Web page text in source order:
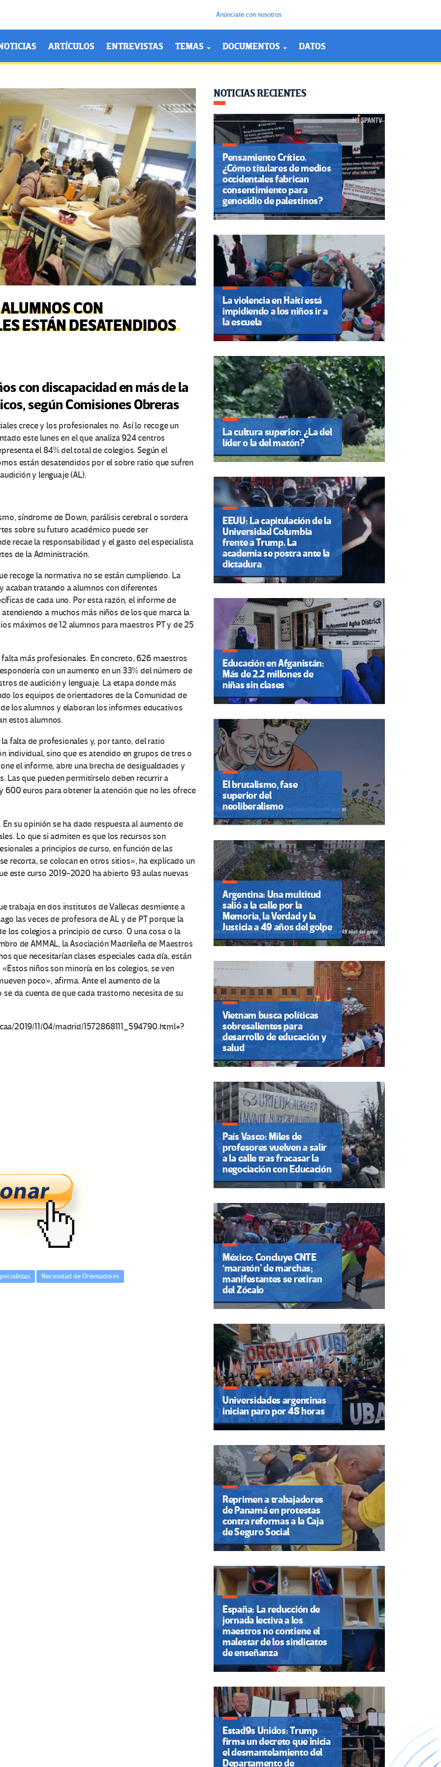
Anúnciate con nosotros
ARTÍCULOS ENTREVISTAS TEMAS DOCUMENTOS DATOS
CON
ESTÁN DESATENDIDOS
con discapacidad en más de la
según Comisiones Obreras
crece y los profesionales no. Así lo recoge un
este lunes en el que analiza 924 centros
el 84% del total de colegios. Según el
están desatendidos por el sobre ratio que sufren
y lenguaje (AL).
síndrome de Down, parálisis cerebral o sordera
sobre su futuro académico puede ser
recae la responsabilidad y el gasto del especialista
de la Administración.
recoge la normativa no se están cumpliendo. La
acaban tratando a alumnos con diferentes
de cada uno. Por esta razón, el informe de
a muchos más niños de los que marca la
máximos de 12 alumnos para maestros PT y de 25
más profesionales. En concreto, 626 maestros
con un aumento en un 33% del número de
de audición y lenguaje. La etapa donde más
los equipos de orientadores de la Comunidad de
los alumnos y elaboran los informes educativos
estos alumnos.
la falta de profesionales y, por tanto, del ratio
individual, sino que es atendido en grupos de tres o
el informe, abre una brecha de desigualdades y
Las que pueden permitírselo deben recurrir a
euros para obtener la atención que no les ofrece
su opinión se ha dado respuesta al aumento de
Lo que si admiten es que los recursos son
a principios de curso, en función de las
recorta, se colocan en otros sitios», ha explicado un
este curso 2019-2020 ha abierto 93 aulas nuevas
trabaja en dos institutos de Vallecas desmiente a
las veces de profesora de AL y de PT porque la
los colegios a principio de curso. O una cosa o la
de AMMAL, la Asociación Madrileña de Maestros
que necesitarían clases especiales cada día, están
niños son minoría en los colegios, se ven
poco», afirma. Ante el aumento de la
da cuenta de que cada trastorno necesita de su
2019/11/04/madrid/1572868111_594790.html#?
Necesidad de Orientadores
NOTICIAS RECIENTES
Pensamiento Crítico.
¿Cómo titulares de medios
occidentales fabrican
consentimiento para
genocidio de palestinos?
La violencia en Haití está
impidiendo a los niños ir a
la escuela
La cultura superior: ¿La del
líder o la del matón?
EEUU: La capitulación de la
Universidad Columbia
frente a Trump. La
academia se postra ante la
dictadura
Educación en Afganistán:
Más de 2.2 millones de
niñas sin clases
El brutalismo, fase
superior del
neoliberalismo
Argentina: Una multitud
salió a la calle por la
Memoria, la Verdad y la
Justicia a 49 años del golpe
Vietnam busca políticas
sobresalientes para
desarrollo de educación y
salud
País Vasco: Miles de
profesores vuelven a salir
a la calle tras fracasar la
negociación con Educación
México: Concluye CNTE
‘maratón’ de marchas;
manifestantes se retiran
del Zócalo
Universidades argentinas
inician paro por 48 horas
Reprimen a trabajadores
de Panamá en protestas
contra reformas a la Caja
de Seguro Social
España: La reducción de
jornada lectiva a los
maestros no contiene el
malestar de los sindicatos
de enseñanza
Estad9s Unidos: Trump
firma un decreto que inicia
el desmantelamiento del
Departamento de